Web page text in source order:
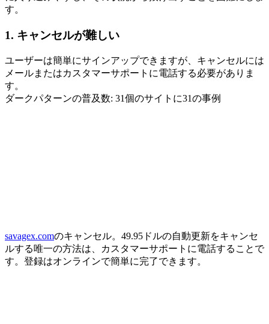
す。
1. キャンセルが難しい
ユーザーは簡単にサインアップできますが、キャンセルには
メールまたはカスタマーサポートに電話する必要がありま
す。
ダークパターンの普及数: 31個のサイトに31の事例
savagex.comのキャンセル。49.95ドルの自動更新をキャンセ
ルする唯一の方法は、カスタマーサポートに電話することで
す。登録はオンラインで簡単に完了できます。